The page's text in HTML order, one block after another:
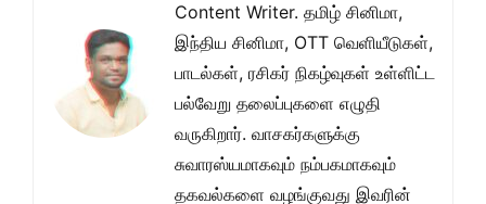
Content Writer. தமிழ் சினிமா,
இந்திய சினிமா, OTT வெளியீடுகள்,
பாடல்கள், ரசிகர் நிகழ்வுகள் உள்ளிட்ட
பல்வேறு தலைப்புகளை எழுதி
வருகிறார். வாசகர்களுக்கு
சுவாரஸ்யமாகவும் நம்பகமாகவும்
தகவல்களை வழங்குவது இவரின்